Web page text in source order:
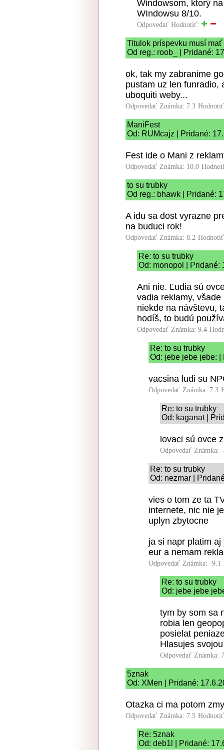
Windowsom, ktorý
WIndowsu 8/10.
Odpovedať Hodnotiť:
Titulok príspevku musí
Od reg.: roob_ | Pridané:
ok, tak my zabranime
pustam uz len funradio,
uboquiti weby...
Odpovedať Známka: 7.3
ManiFest
Od: RUMcajz | Pridané:
Fest ide o Mani z
Odpovedať Známka: 10.0
to su trubky
Od reg.: bhawk | Pridané:
A idu sa dost vyrazne
na buduci rok!
Odpovedať Známka: 8.2
Re: to su trubky
Od: monopol | Pridané:
Ani nie. Ľudia sú
vadia reklamy,
niekde na návštevu,
hodíš, to budú
Odpovedať Známka: 9.4
Re: to su trubky
Od: jebe jebe jebe: |
vacsina ludi su
Odpovedať Známka: 7.3
Re: to su trubky
Od: kaganat |
lovaci sú ovce
Odpovedať Známka:
Re: to su trubky
Od: nezmar |
vies o tom ze ta
internete, nic nie
uplyn zbytocne
ja si napr platim
eur a nemam
Odpovedať Známka: -9.1
Re: to su trubky
Od: jebe jebe
tym by som sa
robia len
posielat
Hlasujes
Odpovedať Známka:
5znak
Od: XMen | Pridané:
Otazka ci ma potom
Odpovedať Známka: 7.5
Re: 5znak
Od: deb1l | Pridané: